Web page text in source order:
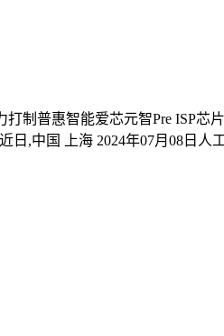
普惠智能爱芯元智Pre ISP芯
,中国 上海 2024年07月08日人